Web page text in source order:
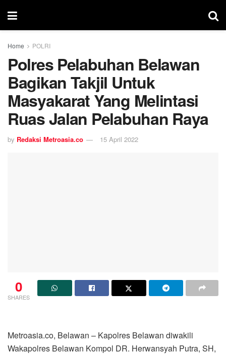
Home POLRI
Polres Pelabuhan Belawan
Bagikan Takjil Untuk
Masyakarat Yang Melintasi
Ruas Jalan Pelabuhan Raya
by Redaksi Metroasia.co 15 April 2022
0
SHARES
Metroasia.co, Belawan – Kapolres Belawan diwakili
Wakapolres Belawan Kompol DR. Herwansyah Putra, SH,